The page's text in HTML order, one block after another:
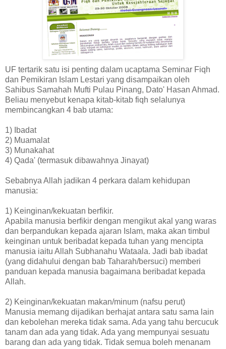
UF tertarik satu isi penting dalam ucaptama Seminar Fiqh
dan Pemikiran Islam Lestari yang disampaikan oleh
Sahibus Samahah Mufti Pulau Pinang, Dato' Hasan Ahmad.
Beliau menyebut kenapa kitab-kitab fiqh selalunya
membincangkan 4 bab utama:
1) Ibadat
2) Muamalat
3) Munakahat
4) Qada' (termasuk dibawahnya Jinayat)
Sebabnya Allah jadikan 4 perkara dalam kehidupan
manusia:
1) Keinginan/kekuatan berfikir.
Apabila manusia berfikir dengan mengikut akal yang waras
dan berpandukan kepada ajaran Islam, maka akan timbul
keinginan untuk beribadat kepada tuhan yang mencipta
manusia iaitu Allah Subhanahu Wataala. Jadi bab ibadat
(yang didahului dengan bab Taharah/bersuci) memberi
panduan kepada manusia bagaimana beribadat kepada
Allah.
2) Keinginan/kekuatan makan/minum (nafsu perut)
Manusia memang dijadikan berhajat antara satu sama lain
dan kebolehan mereka tidak sama. Ada yang tahu bercucuk
tanam dan ada yang tidak. Ada yang mempunyai sesuatu
barang dan ada yang tidak. Tidak semua boleh menanam